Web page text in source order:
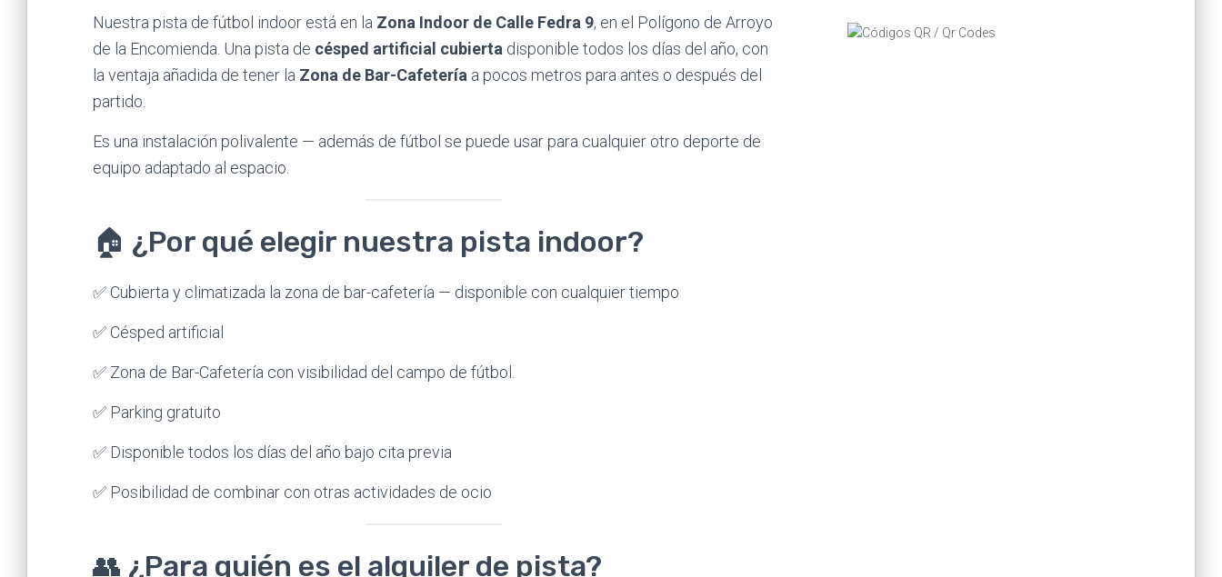
Nuestra pista de fútbol indoor está en la Zona Indoor de Calle Fedra 9, en el Polígono de Arroyo
de la Encomienda. Una pista de césped artificial cubierta disponible todos los días del año, con
la ventaja añadida de tener la Zona de Bar-Cafetería a pocos metros para antes o después del
partido.
Es una instalación polivalente — además de fútbol se puede usar para cualquier otro deporte de
equipo adaptado al espacio.
🏠 ¿Por qué elegir nuestra pista indoor?
✅ Cubierta y climatizada la zona de bar-cafetería — disponible con cualquier tiempo
✅ Césped artificial
✅ Zona de Bar-Cafetería con visibilidad del campo de fútbol.
✅ Parking gratuito
✅ Disponible todos los días del año bajo cita previa
✅ Posibilidad de combinar con otras actividades de ocio
👥 ¿Para quién es el alquiler de pista?